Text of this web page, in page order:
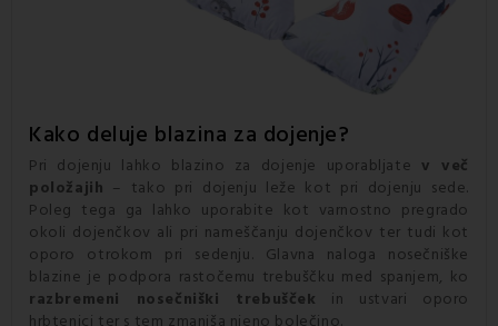
Kako deluje blazina za dojenje?
Pri dojenju lahko blazino za dojenje uporabljate v več
položajih – tako pri dojenju leže kot pri dojenju sede.
Poleg tega ga lahko uporabite kot varnostno pregrado
okoli dojenčkov ali pri nameščanju dojenčkov ter tudi kot
oporo otrokom pri sedenju. Glavna naloga nosečniške
blazine je podpora rastočemu trebuščku med spanjem, ko
razbremeni nosečniški trebušček
in ustvari oporo